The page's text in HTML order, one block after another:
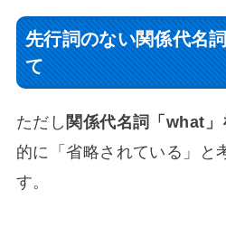
先行詞のない関係代名
て
ただし 関係代名詞「what」
的に「省略されている」と
す。